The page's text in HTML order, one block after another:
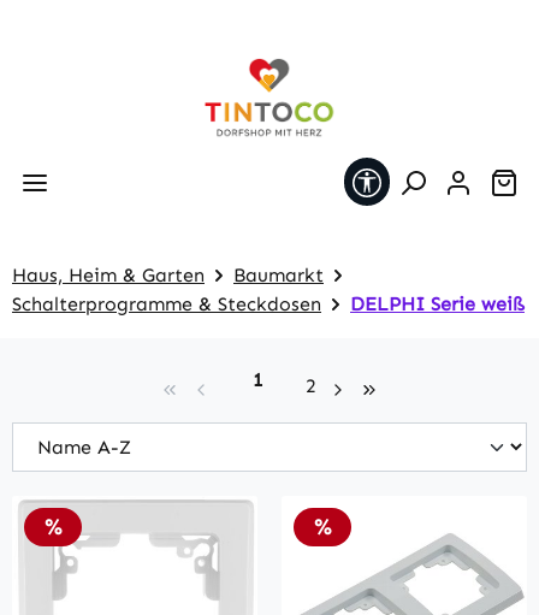
Werkzeugleiste
Haus, Heim & Garten
Baumarkt
Schalterprogramme & Steckdosen
DELPHI Serie weiß
Seite
1 Seite
2
Rabatt
% Rabatt
%